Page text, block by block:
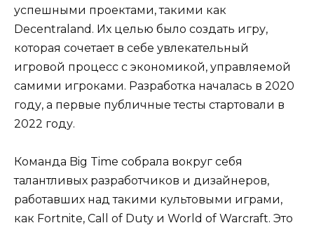
успешными проектами, такими как
Decentraland. Их целью было создать игру,
которая сочетает в себе увлекательный
игровой процесс с экономикой, управляемой
самими игроками. Разработка началась в 2020
году, а первые публичные тесты стартовали в
2022 году.
Команда Big Time собрала вокруг себя
талантливых разработчиков и дизайнеров,
работавших над такими культовыми играми,
как Fortnite, Call of Duty и World of Warcraft. Это